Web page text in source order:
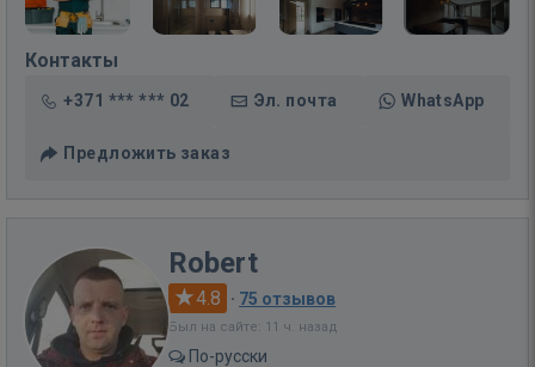
Контакты
+371 *** *** 02 Эл. почта WhatsApp
Предложить заказ
Robert
4.8 · 75 отзывов
Был на сайте: 11 ч. назад
По-русски